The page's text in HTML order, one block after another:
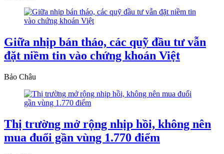
Giữa nhịp bán tháo, các quỹ đầu tư vẫn
đặt niềm tin vào chứng khoán Việt
Bảo Châu
Thị trường mở rộng nhịp hồi, không nên
mua đuổi gần vùng 1.770 điểm